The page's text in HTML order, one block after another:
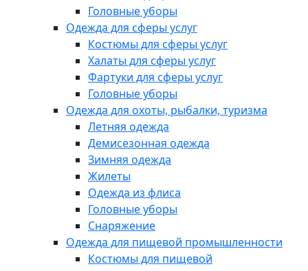
Головные уборы
Одежда для сферы услуг
Костюмы для сферы услуг
Халаты для сферы услуг
Фартуки для сферы услуг
Головные уборы
Одежда для охоты, рыбалки, туризма
Летняя одежда
Демисезонная одежда
Зимняя одежда
Жилеты
Одежда из флиса
Головные уборы
Снаряжение
Одежда для пищевой промышленности
Костюмы для пищевой